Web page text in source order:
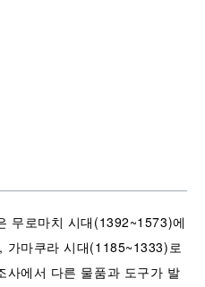
무로마치 시대(1392~1573)에
가마쿠라 시대(1185~1333)로
사에서 다른 물품과 도구가 발